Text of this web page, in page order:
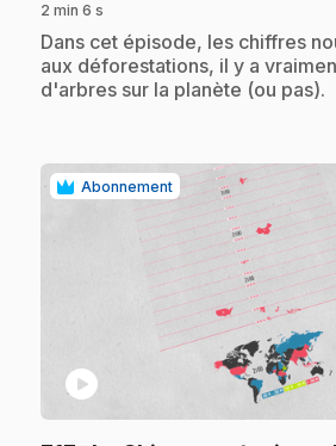
2 min 6 s
.Dans cet épisode, les chiffres
aux déforestations, il y a
d'arbres sur la planète (ou pas).
Abonnement
play_circle